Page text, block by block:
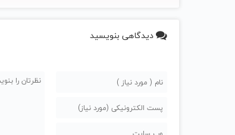
دیدگاهی بنویسید